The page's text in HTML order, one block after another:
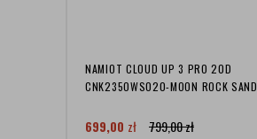
NAMIOT CLOUD UP 3 PRO 20D
CNK2350WS020-MOON ROCK SAND
699,00 zł 799,00zł